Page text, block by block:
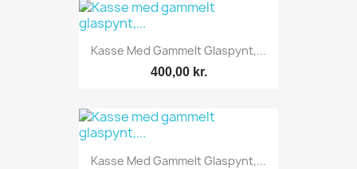
Kasse Med Gammelt Glaspynt,...
400,00 kr.
Kasse Med Gammelt Glaspynt,...